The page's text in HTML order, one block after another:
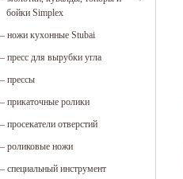
бойки Simplex
– ножи кухонные Stubai
– пресс для вырубки угла
– прессы
– прикаточные ролики
– просекатели отверстий
– роликовые ножи
– специальный инструмент